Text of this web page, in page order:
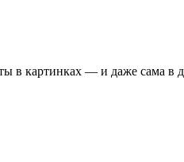
в картинках — и даже сама в